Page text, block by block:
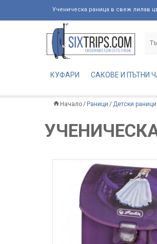
Ученическа раница в свеж лилав
КУФАРИ САКОВЕ И ПЪТНИ
Начало Раници Детски